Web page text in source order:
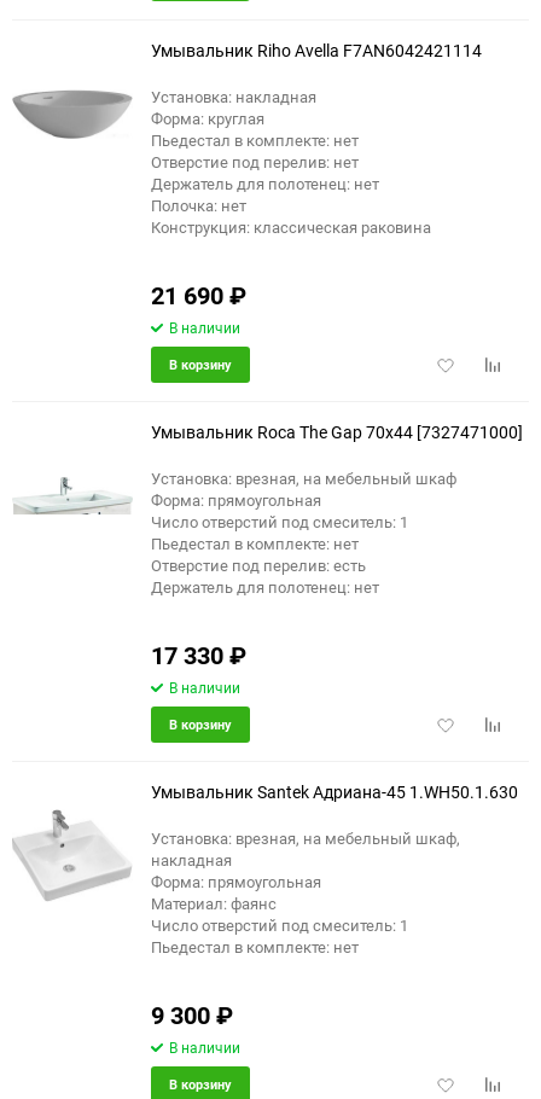
Умывальник Riho Avella F7AN6042421114
Установка: накладная
Форма: круглая
Пьедестал в комплекте: нет
Отверстие под перелив: нет
Держатель для полотенец: нет
Полочка: нет
Конструкция: классическая раковина
21 690₽
В наличии
Добавить
В корзину
Умывальник Roca The Gap 70x44 [7327471000]
Установка: врезная, на мебельный шкаф
Форма: прямоугольная
Число отверстий под смеситель: 1
Пьедестал в комплекте: нет
Отверстие под перелив: есть
Держатель для полотенец: нет
17 330₽
В наличии
Добавить
В корзину
Умывальник Santek Адриана-45 1.WH50.1.630
Установка: врезная, на мебельный шкаф,
накладная
Форма: прямоугольная
Материал: фаянс
Число отверстий под смеситель: 1
Пьедестал в комплекте: нет
9 300₽
В наличии
Добавить
В корзину